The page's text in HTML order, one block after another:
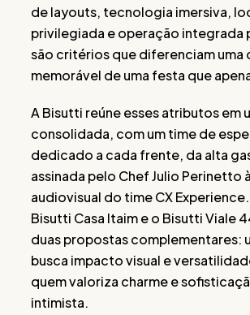
de layouts, tecnologia imersiva,
privilegiada e operação integrada
são critérios que diferenciam uma
memorável de uma festa que
A Bisutti reúne esses atributos em
consolidada, com um time de
dedicado a cada frente, da alta
assinada pelo Chef Julio Perinetto
audiovisual do time CX
Bisutti Casa Itaim e o Bisutti Viale
duas propostas complementares:
busca impacto visual e
quem valoriza charme e
intimista.